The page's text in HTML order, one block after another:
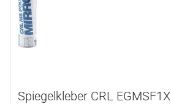
Spiegelkleber CRL EGMSF1X